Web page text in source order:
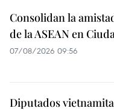
Consolidan la
de la ASEAN en
07/08/2026 09:56
Diputados